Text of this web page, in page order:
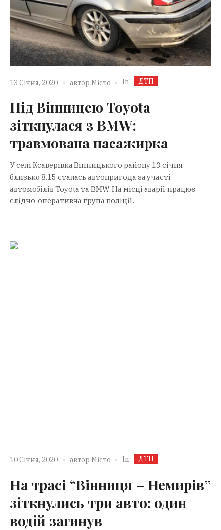
13 Січня, 2020 автор Місто In ДТП
Під Вінницею Toyota
зіткнулася з BMW:
травмована пасажирка
У селі Ксаверівка Вінницького району 13 січня
близько 8.15 сталась автопригода за участі
автомобілів Toyota та BMW. На місці аварії працює
слідчо-оперативна група поліції.
10 Січня, 2020 автор Місто In ДТП
На трасі “Вінниця – Немирів”
зіткнулись три авто: один
водій загинув